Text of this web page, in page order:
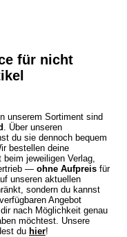
für nicht
unserem Sortiment sind
. Über unseren
du sie dennoch bequem
bestellen deine
jeweiligen Verlag,
— ohne Aufpreis für
unseren aktuellen
sondern du kannst
Angebot
nach Möglichkeit genau
möchtest. Unsere
du hier!​